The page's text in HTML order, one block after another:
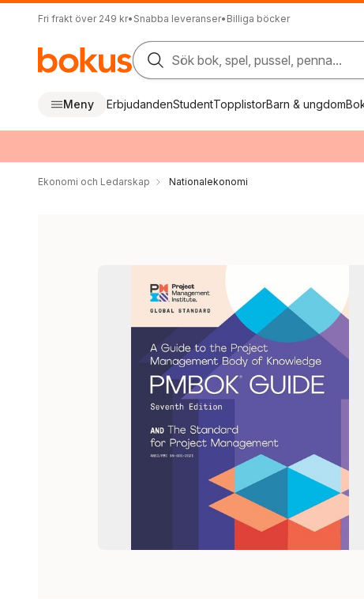
Fri frakt över 249 kr• Snabba leveranser• Billiga böcker
Sök bok, spel, pussel, penna...
Meny ErbjudandenStudentTopplistorBarn & ungdom
Ekonomi och Ledarskap Nationalekonomi